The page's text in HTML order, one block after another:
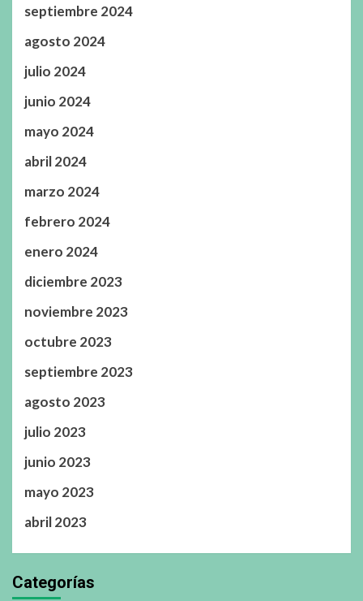
septiembre 2024
agosto 2024
julio 2024
junio 2024
mayo 2024
abril 2024
marzo 2024
febrero 2024
enero 2024
diciembre 2023
noviembre 2023
octubre 2023
septiembre 2023
agosto 2023
julio 2023
junio 2023
mayo 2023
abril 2023
Categorías